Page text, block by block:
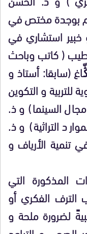
بوجدة مختص في
خبير استشاري في
( كاتب وباحث
(سابقا: أستاذ و
و التكوين
السينما) و ذ.
التراثية) و ذ.
الأرياف و
المذكورة التي
الفكري أو
لضرورة ملحة و